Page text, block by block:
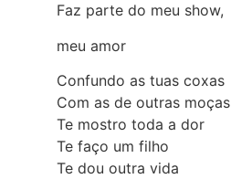
Faz parte do meu show,
meu amor
Confundo as tuas coxas
Com as de outras moças
Te mostro toda a dor
Te faço um filho
Te dou outra vida